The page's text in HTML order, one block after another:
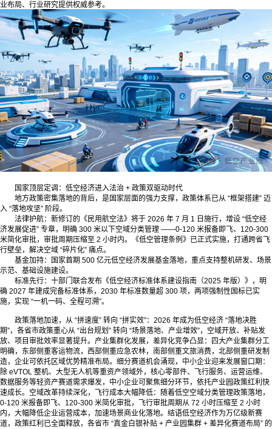
业布局、行业研究提供权威参考。
国家顶层定调：低空经济进入法治 + 政策双驱动时代
地方政策密集落地的背后，是国家层面的强力支撑，政策体系已从 “框架搭建” 迈
入 “落地攻坚” 阶段。
法律护航：新修订的《民用航空法》将于 2026 年 7 月 1 日施行，增设 “低空经
济发展促进” 专章，明确 300 米以下空域分类管理 ——0-120 米报备即飞、120-300
米简化审批，审批周期压缩至 2 小时内。《低空管理条例》已正式实施，打通跨省飞
行壁垒，解决空域 “碎片化” 痛点。
基金加持：国家首期 500 亿元低空经济发展基金落地，重点支持整机研发、场景
示范、基础设施建设。
标准先行：十部门联合发布《低空经济标准体系建设指南（2025 年版）》，明
确 2027 年建成完备标准体系，2030 年标准数量超 300 项，两项强制性国标已实
施，实现 “一机一码、全程可溯”。
政策落地加速，从 “拼速度” 转向 “拼实效”：2026 年成为低空经济 “落地决胜
期”，各省市政策重心从 “出台规划” 转向 “场景落地、产业增效”，空域开放、补贴发
放、项目审批效率显著提升。产业集群化发展，差异化竞争凸显：四大产业集群分工
明确，东部侧重客运物流，西部侧重应急农林，南部侧重文旅消费，北部侧重研发制
造，企业可依托区域优势精准布局。细分赛道机会涌现，中小企业迎来发展窗口期：
除 eVTOL 整机、大型无人机等重资产领域外，核心零部件、飞行服务、运营运维、
数据服务等轻资产赛道需求爆发，中小企业可聚焦细分环节，依托产业园政策红利快
速成长。空域改革持续深化，飞行成本大幅降低：随着低空空域分类管理政策落地，
0-120 米报备即飞、120-300 米简化审批，飞行审批周期从 72 小时压缩至 2 小时
内，大幅降低企业运营成本，加速场景商业化落地。结语低空经济作为万亿级新赛
道，政策红利已全面释放，各省市 “真金白银补贴 + 产业园集群 + 差异化赛道布局” 的